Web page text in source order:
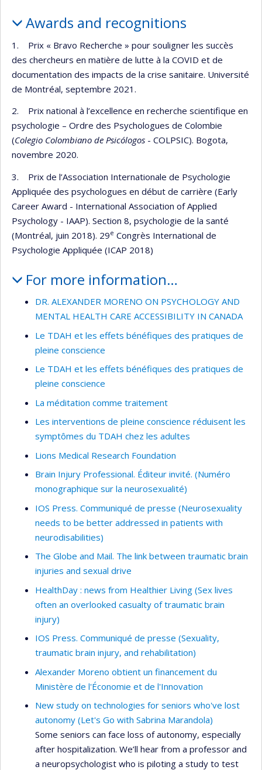
Awards and recognitions
1. Prix « Bravo Recherche » pour souligner les succès
des chercheurs en matière de lutte à la COVID et de
documentation des impacts de la crise sanitaire. Université
de Montréal, septembre 2021.
2. Prix national à l’excellence en recherche scientifique en
psychologie – Ordre des Psychologues de Colombie
(Colegio Colombiano de Psicólogos - COLPSIC). Bogota,
novembre 2020.
3. Prix de l’Association Internationale de Psychologie
Appliquée des psychologues en début de carrière (Early
Career Award - International Association of Applied
Psychology - IAAP). Section 8, psychologie de la santé
(Montréal, juin 2018). 29e Congrès International de
Psychologie Appliquée (ICAP 2018)
For more information…
DR. ALEXANDER MORENO ON PSYCHOLOGY AND
MENTAL HEALTH CARE ACCESSIBILITY IN CANADA
Le TDAH et les effets bénéfiques des pratiques de
pleine conscience
Le TDAH et les effets bénéfiques des pratiques de
pleine conscience
La méditation comme traitement
Les interventions de pleine conscience réduisent les
symptômes du TDAH chez les adultes
Lions Medical Research Foundation
Brain Injury Professional. Éditeur invité. (Numéro
monographique sur la neurosexualité)
IOS Press. Communiqué de presse (Neurosexuality
needs to be better addressed in patients with
neurodisabilities)
The Globe and Mail. The link between traumatic brain
injuries and sexual drive
HealthDay : news from Healthier Living (Sex lives
often an overlooked casualty of traumatic brain
injury)
IOS Press. Communiqué de presse (Sexuality,
traumatic brain injury, and rehabilitation)
Alexander Moreno obtient un financement du
Ministère de l'Économie et de l'Innovation
New study on technologies for seniors who've lost
autonomy (Let's Go with Sabrina Marandola)
Some seniors can face loss of autonomy, especially
after hospitalization. We’ll hear from a professor and
a neuropsychologist who is piloting a study to test